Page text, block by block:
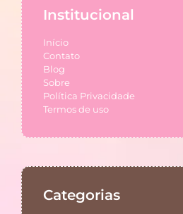
Institucional
Início
Contato
Blog
Sobre
Política Privacidade
Termos de uso
Categorias